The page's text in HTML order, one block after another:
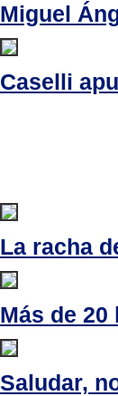
Miguel
Caselli
La racha
Más de
Saludar,